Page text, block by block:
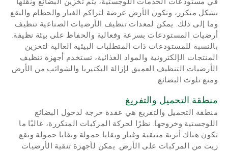
بشكل متكرر، وتكون الأرض عرضة لتراكم الغبار والحطام والبقع
وما إلى ذلك. يمكن لمعدات تنظيف الأرضيات الصناعية تنظيف
أرضيات المستودعات بسرعة وفعالية والحفاظ على بيئة نظيفة.
بالنسبة للمستودعات ذات المتطلبات البيئية العالية لتخزين
المنتجات الإلكترونية والمواد الغذائية، تستخدم أجهزة تنظيف
الأرضيات التنظيف العميق لإزالة البكتيريا والشوائب من الأرض
ومنع تلوث البضائع.
منطقة التحميل والتفريغ
منطقة التحميل والتفريغ هي عقدة حرجة لدخول البضائع
اللوجستية وخروجها. نظرًا لحركة المركبات المتكررة، غالبًا ما
تكون هناك أتربة متبقية وغبار وبقايا حمولة وبقايا حمولة وبقع
زيت من المركبات على الأرض. يمكن لأجهزة تنقية الأرضيات